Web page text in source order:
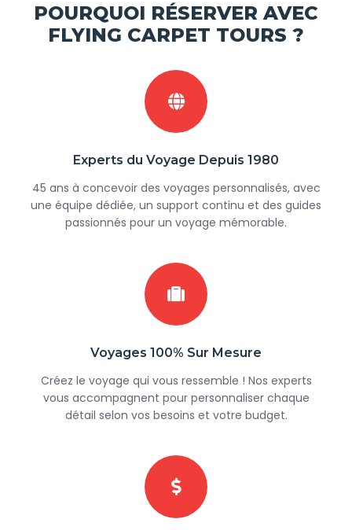
POURQUOI RÉSERVER AVEC
FLYING CARPET TOURS ?
Experts du Voyage Depuis 1980
45 ans à concevoir des voyages personnalisés, avec
une équipe dédiée, un support continu et des guides
passionnés pour un voyage mémorable.
Voyages 100% Sur Mesure
Créez le voyage qui vous ressemble ! Nos experts
vous accompagnent pour personnaliser chaque
détail selon vos besoins et votre budget.